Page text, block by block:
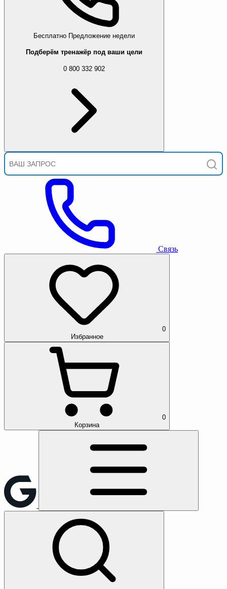
Бесплатно Предложение недели
Подберём тренажёр под ваши цели
0 800 332 902
Связь
0
Избранное
0
Корзина